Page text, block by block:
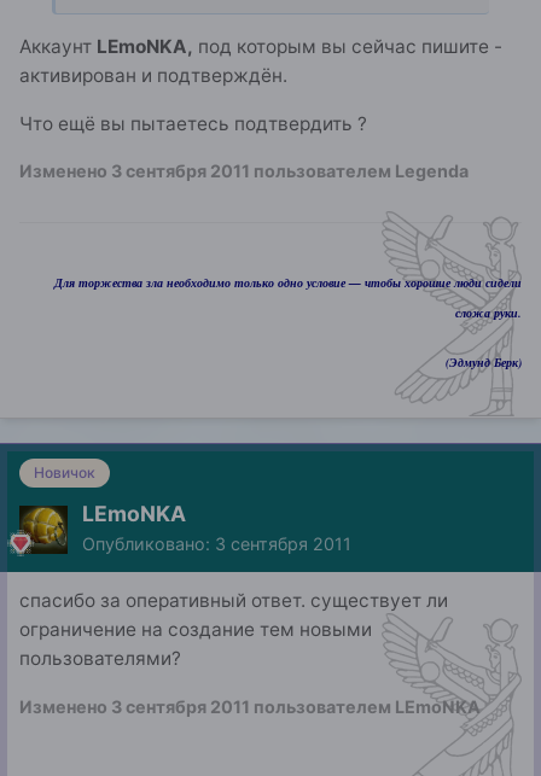
Аккаунт LEmoNKA, под которым вы сейчас пишите -
активирован и подтверждён.
Что ещё вы пытаетесь подтвердить ?
Изменено 3 сентября 2011 пользователем Legenda
Для торжества зла необходимо только одно условие — чтобы хорошие люди сидели
сложа руки.
(Эдмунд Берк)
Новичок
LEmoNKA
Опубликовано: 3 сентября 2011
спасибо за оперативный ответ. существует ли
ограничение на создание тем новыми
пользователями?
Изменено 3 сентября 2011 пользователем LEmoNKA